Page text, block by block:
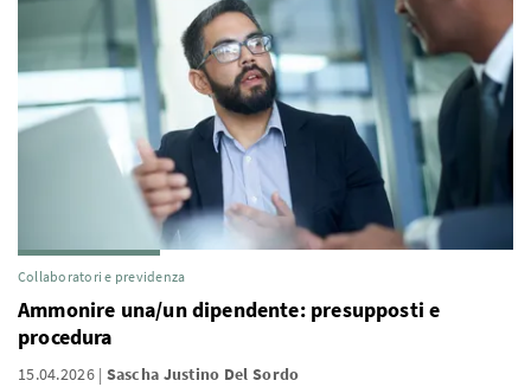
Collaboratori e previdenza
Ammonire una/un dipendente: presupposti e
procedura
15.04.2026 Sascha Justino Del Sordo